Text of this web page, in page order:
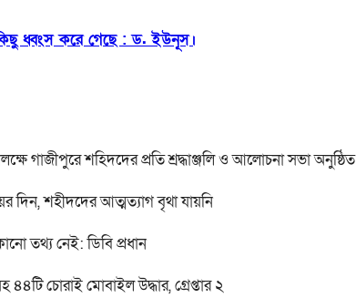
ধ্বংস করে গেছে : ড. ইউনূস।
গাজীপুরে শহিদদের প্রতি শ্রদ্ধাঞ্জলি ও আলোচনা সভা অনুষ্ঠিত
দিন, শহীদদের আত্মত্যাগ বৃথা যায়নি
তথ্য নেই: ডিবি প্রধান
চোরাই মোবাইল উদ্ধার, গ্রেপ্তার ২